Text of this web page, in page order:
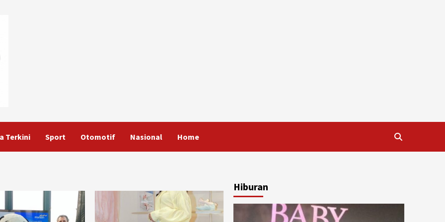
Terkini Sport Otomotif Nasional Home
Hiburan